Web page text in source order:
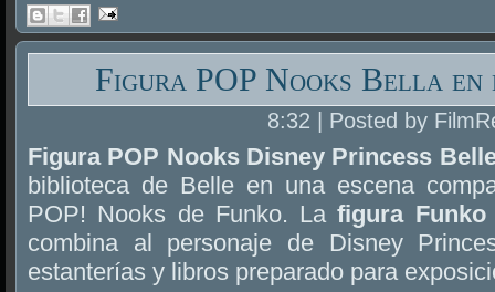
Figura POP Nooks Bella
8:32 | Posted by
Figura POP Nooks Disney Princess
biblioteca de Belle en una escena
POP! Nooks de Funko. Lafigura
combina al personaje de Disney
estanterías y libros preparado para